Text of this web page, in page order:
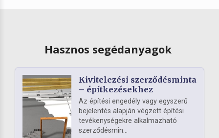
Hasznos segédanyagok
Kivitelezési szerződésminta
– építkezésekhez
Az építési engedély vagy egyszerű
bejelentés alapján végzett építési
tevékenységekre alkalmazható
szerződésmin...